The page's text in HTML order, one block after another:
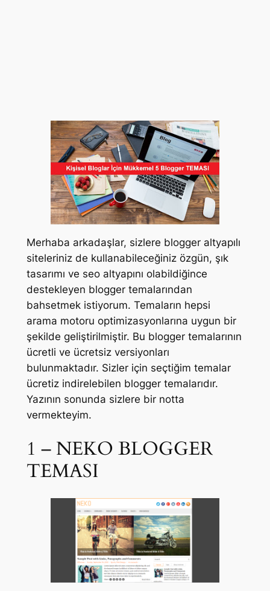
Merhaba arkadaşlar, sizlere blogger altyapılı
siteleriniz de kullanabileceğiniz özgün, şık
tasarımı ve seo altyapını olabildiğince
destekleyen blogger temalarından
bahsetmek istiyorum. Temaların hepsi
arama motoru optimizasyonlarına uygun bir
şekilde geliştirilmiştir. Bu blogger temalarının
ücretli ve ücretsiz versiyonları
bulunmaktadır. Sizler için seçtiğim temalar
ücretiz indirelebilen blogger temalarıdır.
Yazının sonunda sizlere bir notta
vermekteyim.
1 – NEKO BLOGGER
TEMASI